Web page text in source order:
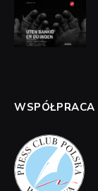
WSPÓŁPRACA